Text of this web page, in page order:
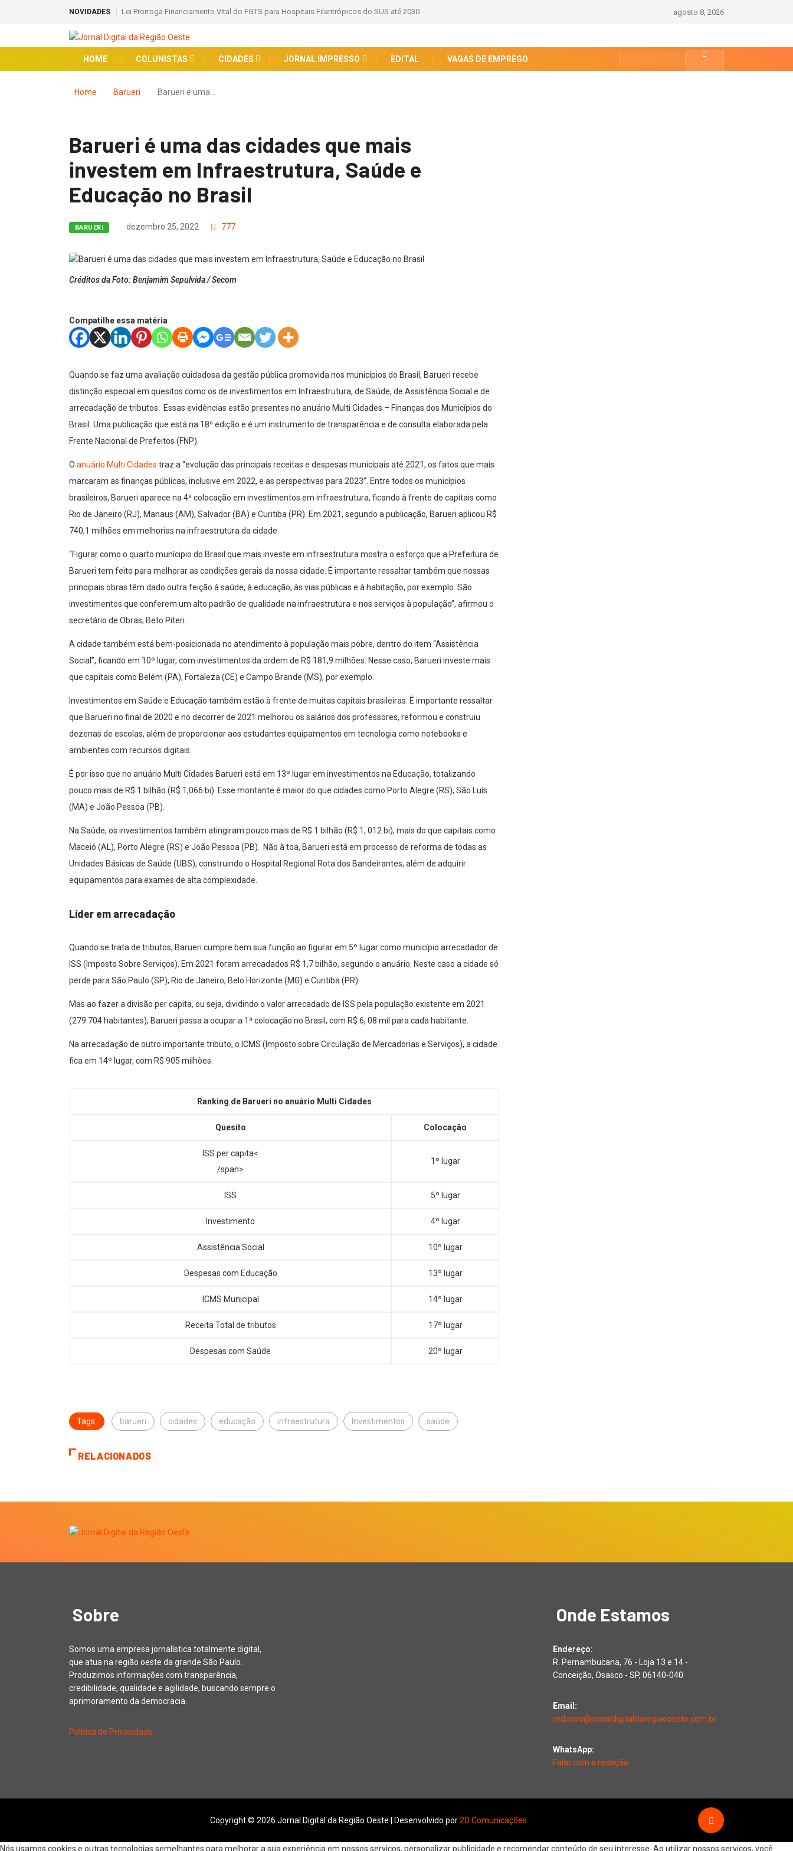
NOVIDADES Lei Prorroga Financiamento Vital do FGTS para Hospitais Filantrópicos do SUS até 2030 agosto 8, 2026
HOME COLUNISTAS CIDADES JORNAL IMPRESSO EDITAL VAGAS DE EMPREGO
Home Barueri Barueri é uma…
Barueri é uma das cidades que mais
investem em Infraestrutura, Saúde e
Educação no Brasil
BARUERI dezembro 25, 2022 777
Créditos da Foto: Benjamim Sepulvida / Secom
Compatilhe essa matéria
Quando se faz uma avaliação cuidadosa da gestão pública promovida nos municípios do Brasil, Barueri recebe
distinção especial em quesitos como os de investimentos em Infraestrutura, de Saúde, de Assistência Social e de
arrecadação de tributos. Essas evidências estão presentes no anuário Multi Cidades – Finanças dos Municípios do
Brasil. Uma publicação que está na 18ª edição e é um instrumento de transparência e de consulta elaborada pela
Frente Nacional de Prefeitos (FNP).
O anuário Multi Cidades traz a “evolução das principais receitas e despesas municipais até 2021, os fatos que mais
marcaram as finanças públicas, inclusive em 2022, e as perspectivas para 2023”. Entre todos os municípios
brasileiros, Barueri aparece na 4ª colocação em investimentos em infraestrutura, ficando à frente de capitais como
Rio de Janeiro (RJ), Manaus (AM), Salvador (BA) e Curitiba (PR). Em 2021, segundo a publicação, Barueri aplicou R$
740,1 milhões em melhorias na infraestrutura da cidade.
“Figurar como o quarto munícipio do Brasil que mais investe em infraestrutura mostra o esforço que a Prefeitura de
Barueri tem feito para melhorar as condições gerais da nossa cidade. É importante ressaltar também que nossas
principais obras têm dado outra feição à saúde, à educação, às vias públicas e à habitação, por exemplo. São
investimentos que conferem um alto padrão de qualidade na infraestrutura e nos serviços à população”, afirmou o
secretário de Obras, Beto Piteri.
A cidade também está bem-posicionada no atendimento à população mais pobre, dentro do item “Assistência
Social”, ficando em 10º lugar, com investimentos da ordem de R$ 181,9 milhões. Nesse caso, Barueri investe mais
que capitais como Belém (PA), Fortaleza (CE) e Campo Brande (MS), por exemplo.
Investimentos em Saúde e Educação também estão à frente de muitas capitais brasileiras. É importante ressaltar
que Barueri no final de 2020 e no decorrer de 2021 melhorou os salários dos professores, reformou e construiu
dezenas de escolas, além de proporcionar aos estudantes equipamentos em tecnologia como notebooks e
ambientes com recursos digitais.
É por isso que no anuário Multi Cidades Barueri está em 13º lugar em investimentos na Educação, totalizando
pouco mais de R$ 1 bilhão (R$ 1,066 bi). Esse montante é maior do que cidades como Porto Alegre (RS), São Luís
(MA) e João Pessoa (PB).
Na Saúde, os investimentos também atingiram pouco mais de R$ 1 bilhão (R$ 1, 012 bi), mais do que capitais como
Maceió (AL), Porto Alegre (RS) e João Pessoa (PB). Não à toa, Barueri está em processo de reforma de todas as
Unidades Básicas de Saúde (UBS), construindo o Hospital Regional Rota dos Bandeirantes, além de adquirir
equipamentos para exames de alta complexidade.
Líder em arrecadação
Quando se trata de tributos, Barueri cumpre bem sua função ao figurar em 5º lugar como município arrecadador de
ISS (Imposto Sobre Serviços). Em 2021 foram arrecadados R$ 1,7 bilhão, segundo o anuário. Neste caso a cidade só
perde para São Paulo (SP), Rio de Janeiro, Belo Horizonte (MG) e Curitiba (PR).
Mas ao fazer a divisão per capita, ou seja, dividindo o valor arrecadado de ISS pela população existente em 2021
(279.704 habitantes), Barueri passa a ocupar a 1ª colocação no Brasil, com R$ 6, 08 mil para cada habitante.
Na arrecadação de outro importante tributo, o ICMS (Imposto sobre Circulação de Mercadorias e Serviços), a cidade
fica em 14º lugar, com R$ 905 milhões.
Ranking de Barueri no anuário Multi Cidades
Quesito Colocação
ISS per capita<
/span>
1º lugar
ISS 5º lugar
Investimento 4º lugar
Assistência Social 10º lugar
Despesas com Educação 13º lugar
ICMS Municipal 14º lugar
Receita Total de tributos 17º lugar
Despesas com Saúde 20º lugar
Tags: barueri cidades educação infraestrutura Investimentos saúde
RELACIONADOS
Sobre
Somos uma empresa jornalística totalmente digital,
que atua na região oeste da grande São Paulo.
Produzimos informações com transparência,
credibilidade, qualidade e agilidade, buscando sempre o
aprimoramento da democracia.
Política de Privacidade
Onde Estamos
Endereço:
R. Pernambucana, 76 - Loja 13 e 14 -
Conceição, Osasco - SP, 06140-040
Email:
redacao@jornaldigitaldaregiaooeste.com.br
WhatsApp:
Falar com a redação
Copyright © 2026 Jornal Digital da Região Oeste | Desenvolvido por2D Comunicações
Nós usamos cookies e outras tecnologias semelhantes para melhorar a sua experiência em nossos serviços, personalizar publicidade e recomendar conteúdo de seu interesse. Ao utilizar nossos serviços, você